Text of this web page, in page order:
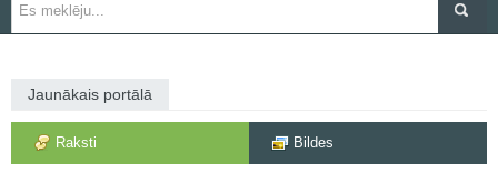
Grupas
Jaunākais portālā
Raksti Bildes